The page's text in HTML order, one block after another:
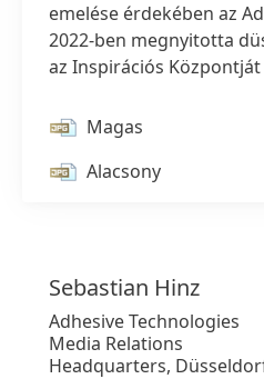
emelése érdekében az
2022-ben megnyitotta
az Inspirációs Központját
Magas
Alacsony
Sebastian Hinz
Adhesive Technologies
Media Relations
Headquarters,